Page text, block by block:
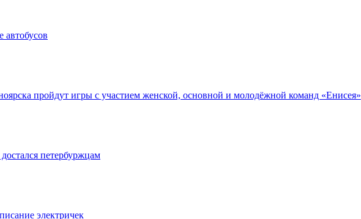
автобусов
пройдут игры с участием женской, основной и молодёжной команд «Енисея»
петербуржцам
электричек